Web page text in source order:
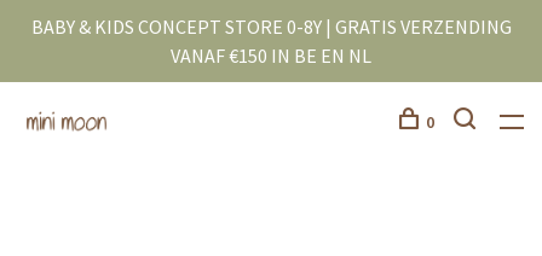
BABY & KIDS CONCEPT STORE 0-8Y | GRATIS VERZENDING
VANAF €150 IN BE EN NL
0